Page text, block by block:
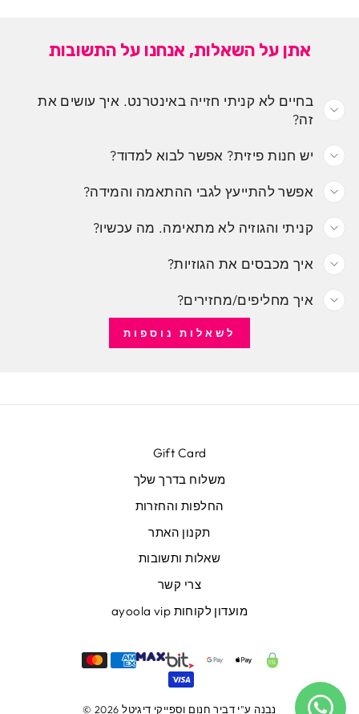
אתן על השאלות, אנחנו על התשובות
בחיים לא קניתי חזייה באינטרנט. איך עושים את
זה?
יש חנות פיזית? אפשר לבוא למדוד?
אפשר להתייעץ לגבי ההתאמה והמידה?
קניתי והגוזיה לא מתאימה. מה עכשיו?
איך מכבסים את הגוזיות?
איך מחליפים/מחזירים?
לשאלות נוספות
Gift Card
משלוח בדרך שלך
החלפות והחזרות
תקנון האתר
שאלות ותשובות
צרי קשר
מועדון לקוחות ayoola vip
© 2026 נבנה ע"י דביר חנום וספייקי דיגיטל